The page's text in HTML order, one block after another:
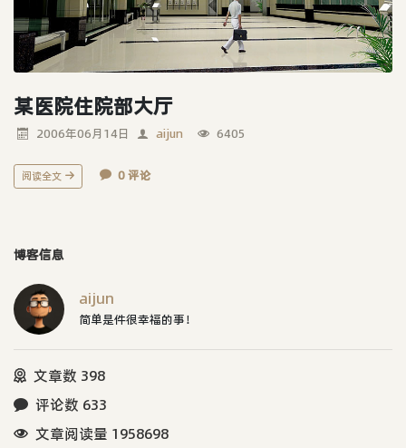
某医院住院部大厅
2006年06月14日 aijun 6405
阅读全文 0 评论
博客信息
aijun
简单是件很幸福的事！
文章数 398
评论数 633
文章阅读量 1958698